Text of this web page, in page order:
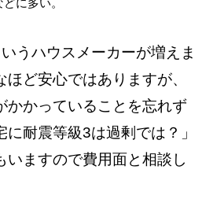
うハウスメーカーが増えま
ほど安心ではありますが、
かかっていることを忘れず
耐震等級3は過剰では？」
いますので費用面と相談し